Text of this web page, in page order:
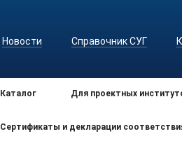
Новости Справочник СУГ
Каталог Для проектных
Сертификаты и декларации